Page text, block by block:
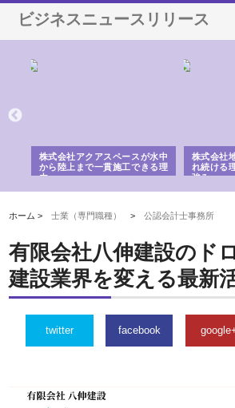
ビジネスニュースリリース
株式会社アクアスペースが水中
から陸上まで一貫施工できる理
由
株式会社
れ続ける
強み
ホーム >士業（専門職種） >公認会計士事務所
有限会社八伸建設のド
建設業界を変える最新
twitter facebook